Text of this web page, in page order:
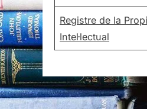
Registre de la
Intel·lectual